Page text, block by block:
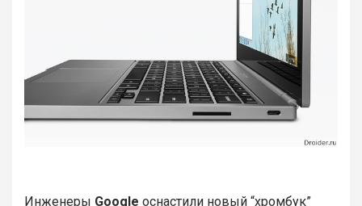
Инженеры Google оснастили новый “хромбук”